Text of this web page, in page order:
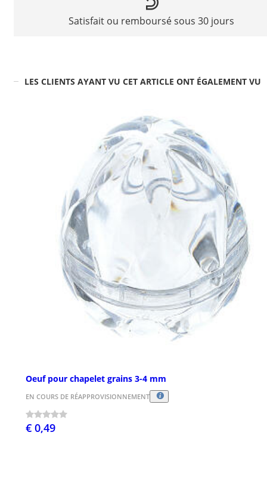
Satisfait ou remboursé sous 30 jours
LES CLIENTS AYANT VU CET ARTICLE ONT ÉGALEMENT VU
Oeuf pour chapelet grains 3-4 mm
EN COURS DE RÉAPPROVISIONNEMENT
€ 0,49